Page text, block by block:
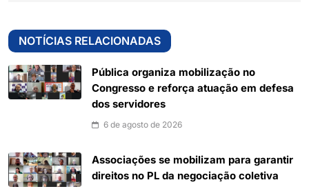
NOTÍCIAS RELACIONADAS
Pública organiza mobilização no
Congresso e reforça atuação em defesa
dos servidores
6 de agosto de 2026
Associações se mobilizam para garantir
direitos no PL da negociação coletiva